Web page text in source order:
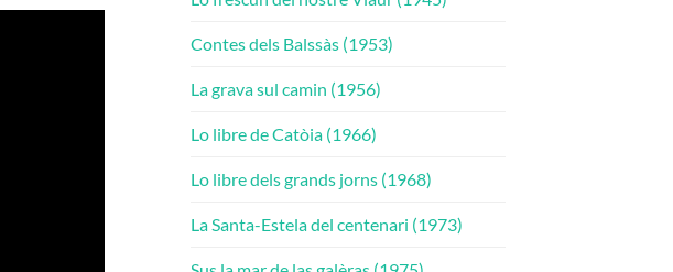
Contes dels Balssàs (1953)
La grava sul camin (1956)
Lo libre de Catòia (1966)
Lo libre dels grands jorns (1968)
La Santa-Estela del centenari (1973)